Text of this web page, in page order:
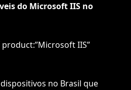
do Microsoft IIS no
IIS”
no Brasil que